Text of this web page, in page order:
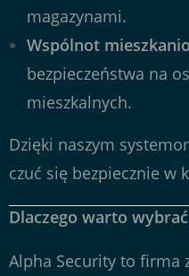
magazynami.
Wspólnot
bezpieczeństwa na
mieszkalnych.
Dzięki naszym
czuć się bezpiecznie w
Dlaczego warto
Alpha Security to firma